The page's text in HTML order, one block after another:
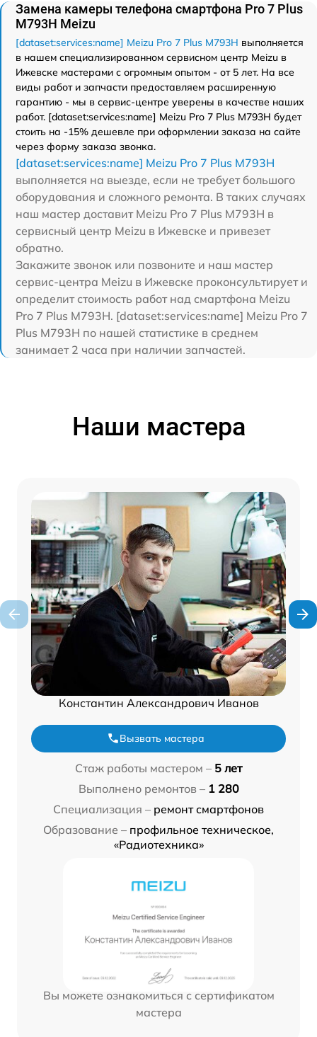
Замена камеры телефона смартфона Pro 7 Plus
M793H Meizu
[dataset:services:name] Meizu Pro 7 Plus M793H выполняется
в нашем специализированном сервисном центр Meizu в
Ижевске мастерами с огромным опытом - от 5 лет. На все
виды работ и запчасти предоставляем расширенную
гарантию - мы в сервис-центре уверены в качестве наших
работ. [dataset:services:name] Meizu Pro 7 Plus M793H будет
стоить на -15% дешевле при оформлении заказа на сайте
через форму заказа звонка.
[dataset:services:name] Meizu Pro 7 Plus M793H
выполняется на выезде, если не требует большого
оборудования и сложного ремонта. В таких случаях
наш мастер доставит Meizu Pro 7 Plus M793H в
сервисный центр Meizu в Ижевске и привезет
обратно.
Закажите звонок или позвоните и наш мастер
сервис-центра Meizu в Ижевске проконсультирует и
определит стоимость работ над смартфона Meizu
Pro 7 Plus M793H. [dataset:services:name] Meizu Pro 7
Plus M793H по нашей статистике в среднем
занимает 2 часа при наличии запчастей.
Наши мастера
Константин Александрович Иванов
Вызвать мастера
Стаж работы мастером – 5 лет
Выполнено ремонтов – 1 280
Специализация – ремонт смартфонов
Образование – профильное техническое,
«Радиотехника»
Вы можете ознакомиться с сертификатом
мастера